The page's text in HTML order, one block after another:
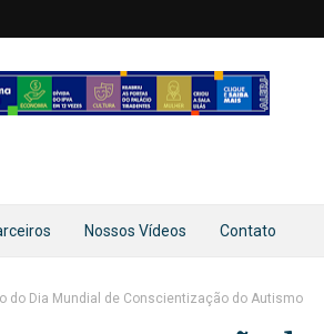
Nossos Vídeos Contato
do Dia Mundial de Conscientização do Autismo